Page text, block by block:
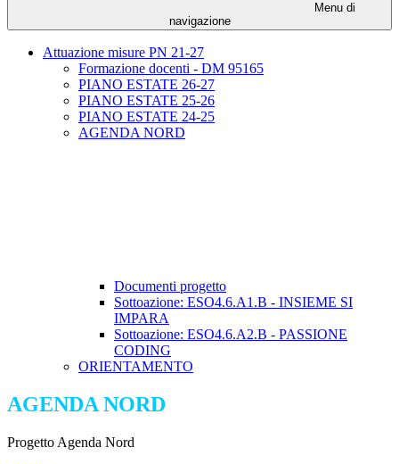
Menu di
navigazione
Attuazione misure PN 21-27
Formazione docenti - DM 95165
PIANO ESTATE 26-27
PIANO ESTATE 25-26
PIANO ESTATE 24-25
AGENDA NORD
Documenti progetto
Sottoazione: ESO4.6.A1.B - INSIEME SI
IMPARA
Sottoazione: ESO4.6.A2.B - PASSIONE
CODING
ORIENTAMENTO
AGENDA NORD
Progetto Agenda Nord